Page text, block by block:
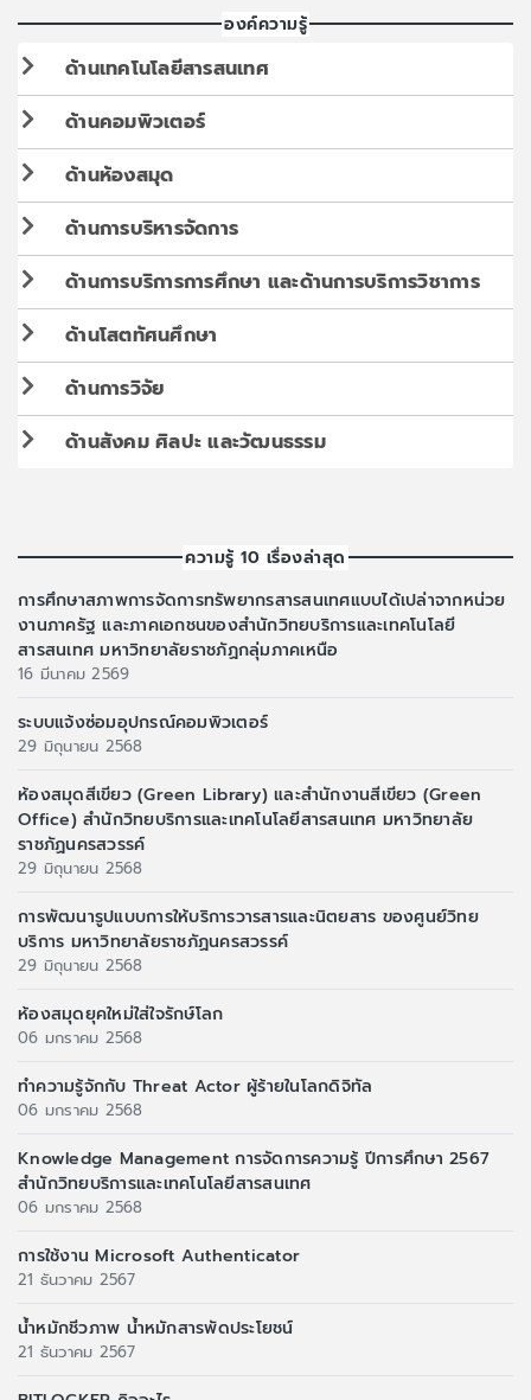
องค์ความรู้
ด้านเทคโนโลยีสารสนเทศ
ด้านคอมพิวเตอร์
ด้านห้องสมุด
ด้านการบริหารจัดการ
ด้านการบริการการศึกษา และด้านการบริการวิชาการ
ด้านโสตทัศนศึกษา
ด้านการวิจัย
ด้านสังคม ศิลปะ และวัฒนธรรม
ความรู้ 10 เรื่องล่าสุด
การศึกษาสภาพการจัดการทรัพยากรสารสนเทศแบบได้เปล่าจากหน่วย
งานภาครัฐ และภาคเอกชนของสำนักวิทยบริการและเทคโนโลยี
สารสนเทศ มหาวิทยาลัยราชภัฏกลุ่มภาคเหนือ
16 มีนาคม 2569
ระบบแจ้งซ่อมอุปกรณ์คอมพิวเตอร์
29 มิถุนายน 2568
ห้องสมุดสีเขียว (Green Library) และสำนักงานสีเขียว (Green
Office) สำนักวิทยบริการและเทคโนโลยีสารสนเทศ มหาวิทยาลัย
ราชภัฏนครสวรรค์
29 มิถุนายน 2568
การพัฒนารูปแบบการให้บริการวารสารและนิตยสาร ของศูนย์วิทย
บริการ มหาวิทยาลัยราชภัฏนครสวรรค์
29 มิถุนายน 2568
ห้องสมุดยุคใหม่ใส่ใจรักษ์โลก
06 มกราคม 2568
ทำความรู้จักกับ Threat Actor ผู้ร้ายในโลกดิจิทัล
06 มกราคม 2568
Knowledge Management การจัดการความรู้ ปีการศึกษา 2567
สำนักวิทยบริการและเทคโนโลยีสารสนเทศ
06 มกราคม 2568
การใช้งาน Microsoft Authenticator
21 ธันวาคม 2567
น้ำหมักชีวภาพ น้ำหมักสารพัดประโยชน์
21 ธันวาคม 2567